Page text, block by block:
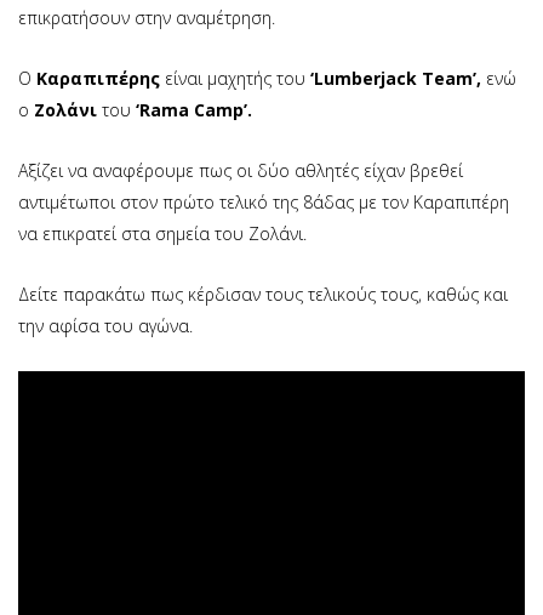
επικρατήσουν στην αναμέτρηση.
Ο Καραπιπέρης είναι μαχητής του ‘Lumberjack Team’, ενώ
ο Ζολάνι του ‘Rama Camp’.
Αξίζει να αναφέρουμε πως οι δύο αθλητές είχαν βρεθεί
αντιμέτωποι στον πρώτο τελικό της 8άδας με τον Καραπιπέρη
να επικρατεί στα σημεία του Ζολάνι.
Δείτε παρακάτω πως κέρδισαν τους τελικούς τους, καθώς και
την αφίσα του αγώνα.